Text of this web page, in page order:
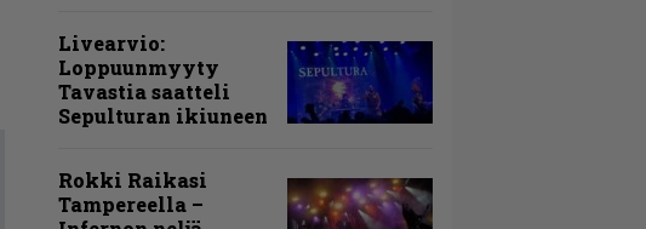
Livearvio:
Loppuunmyyty
Tavastia saatteli
Sepulturan ikiuneen
Rokki Raikasi
Tampereella –